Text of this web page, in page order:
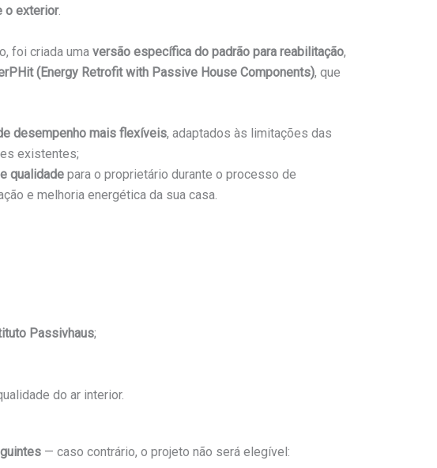
o exterior.
foi criada uma versão específica do padrão para reabilitação,
(Energy Retrofit with Passive House Components), que
desempenho mais flexíveis, adaptados às limitações das
existentes;
qualidade para o proprietário durante o processo de
e melhoria energética da sua casa.
Passivhaus;
do ar interior.
— caso contrário, o projeto não será elegível: